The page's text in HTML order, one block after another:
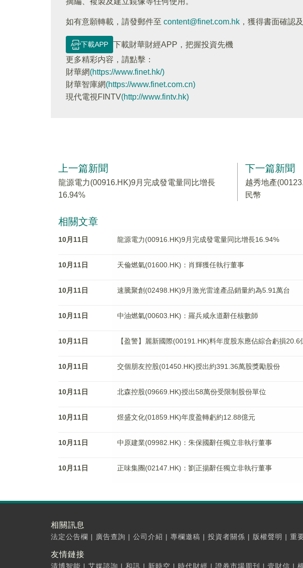
如有意願轉載，請發郵件至 content@finet.com.hk ，獲得書面確認
下載APP
下載財華財經APP，把握投資先機
更多精彩内容，請點擊：
財華網(https://www.finet.hk/)
財華智庫網(https://www.finet.com.cn)
現代電視FINTV(http://www.fintv.hk)
上一篇新聞
龍源電力(00916.HK)9月完成發電量同比增長
16.94%
下一篇新聞
越秀地產
民幣
相關文章
10月11日 龍源電力(00916.HK)9月完成發電量同比增長16.94%
10月11日 天倫燃氣(01600.HK)：肖輝獲任執行董事
10月11日 速騰聚創(02498.HK)9月激光雷達產品銷量約為5.91萬台
10月11日 中油燃氣(00603.HK)：羅兵咸永道辭任核數師
10月11日 【盈警】麗新國際(00191.HK)料年度股东應佔綜合虧損
10月11日 交個朋友控股(01450.HK)授出約391.36萬股獎勵股份
10月11日 北森控股(09669.HK)授出58萬份受限制股份單位
10月11日 煜盛文化(01859.HK)年度盈轉虧約12.88億元
10月11日 中原建業(09982.HK)：朱保國辭任獨立非執行董事
10月11日 正味集團(02147.HK)：劉正揚辭任獨立非執行董事
相關訊息
法定公告欄 | 廣告查詢 | 公司介紹 | 專欄邀稿 | 投資者關係 | 版權聲明 | 重
友情鏈接
清博智能 | 艾媒諮詢 | 和訊 | 新時空 | 時代財經 | 證券市場周刊 | 壹財信 |